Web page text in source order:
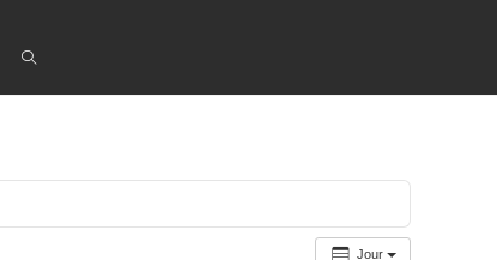
TOGGLE
Jour